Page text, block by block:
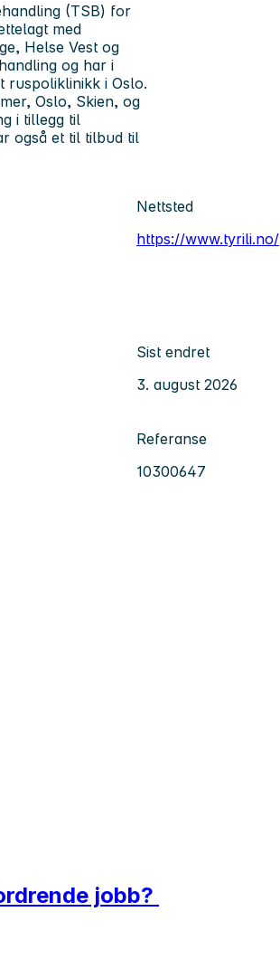
(TSB) for
med
Helse Vest og
og har i
ruspoliklinikk i Oslo.
Oslo, Skien, og
i tillegg til
også et til tilbud til
Nettsted
https://www.tyrili.no/
Sist endret
3. august 2026
Referanse
10300647
jobb?